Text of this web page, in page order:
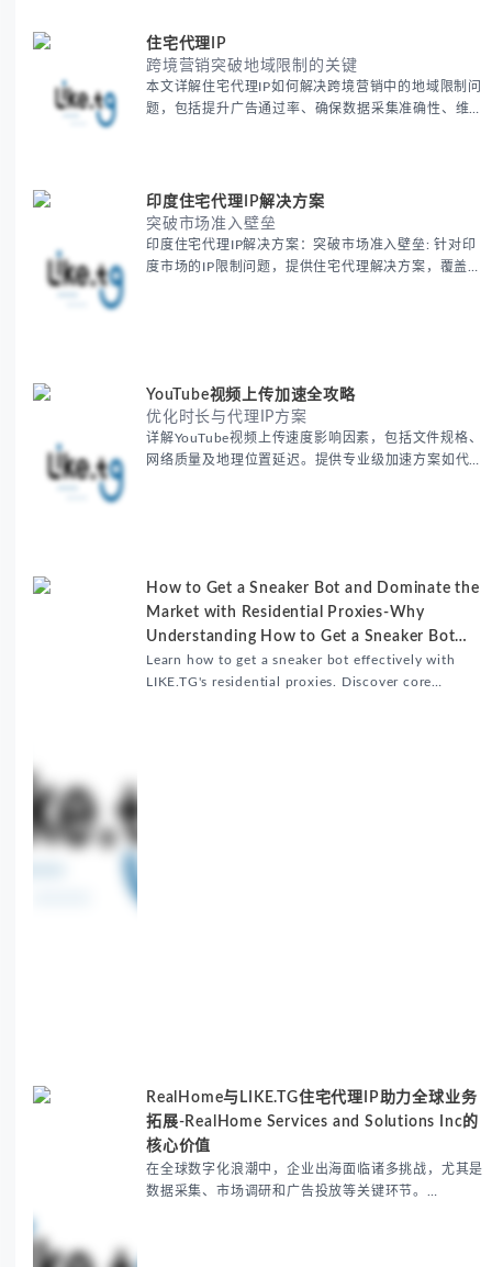
住宅代理IP
跨境营销突破地域限制的关键
本文详解住宅代理IP如何解决跨境营销中的地域限制问
题，包括提升广告通过率、确保数据采集准确性、维护
印度住宅代理IP解决方案
突破市场准入壁垒
印度住宅代理IP解决方案：突破市场准入壁垒: 针对印
度市场的IP限制问题，提供住宅代理解决方案，覆盖主
YouTube视频上传加速全攻略
优化时长与代理IP方案
详解YouTube视频上传速度影响因素，包括文件规格、
网络质量及地理位置延迟。提供专业级加速方案如代理
How to Get a Sneaker Bot and Dominate the
Market with Residential Proxies-Why
Understanding How to Get a Sneaker Bot
Matters
Learn how to get a sneaker bot effectively with
LIKE.TG's residential proxies. Discover core
RealHome与LIKE.TG住宅代理IP助力全球业务
拓展-RealHome Services and Solutions Inc的
核心价值
在全球数字化浪潮中，企业出海面临诸多挑战，尤其是
数据采集、市场调研和广告投放等关键环节。